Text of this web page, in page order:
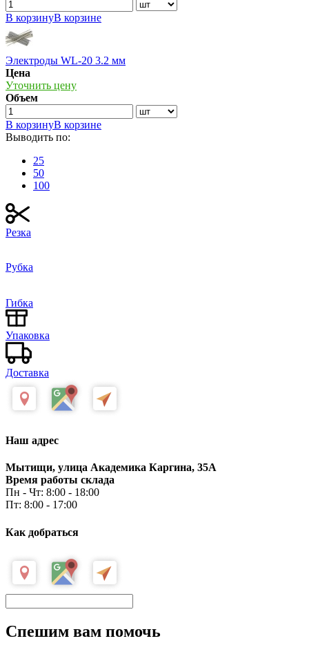
В корзинуВ корзине
Электроды WL-20 3.2 мм
Цена
Уточнить цену
Объем
В корзинуВ корзине
Выводить по:
25
50
100
Резка
Рубка
Гибка
Упаковка
Доставка
Наш адрес
Мытищи, улица Академика Каргина, 35А
Время работы склада
Пн - Чт: 8:00 - 18:00
Пт: 8:00 - 17:00
Как добраться
Спешим вам помочь